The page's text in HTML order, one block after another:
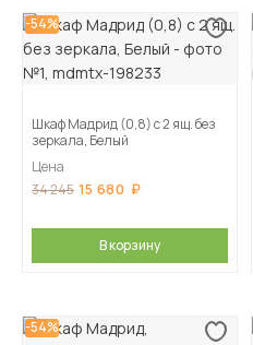
-54%
Шкаф Мадрид (0,8) с 2 ящ. без
зеркала, Белый
Цена
34 245 15 680
В корзину
-54%